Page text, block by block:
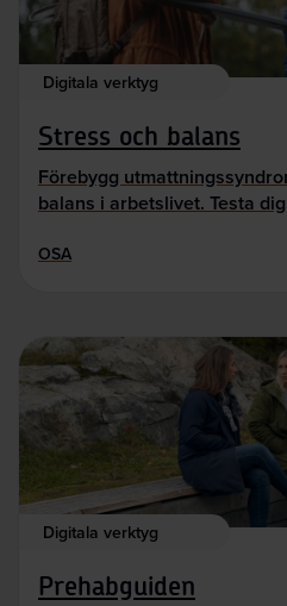
Digitala verktyg
Stress och balans
Förebygg
balans i arbetslivet. Testa
OSA
Digitala verktyg
Prehabguiden